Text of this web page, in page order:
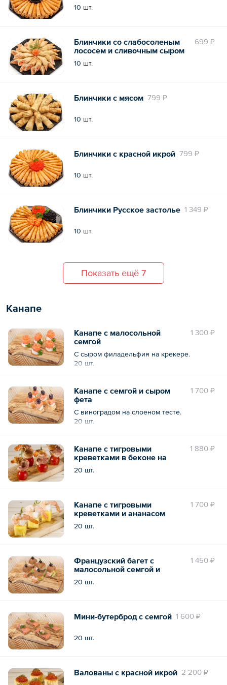
10 шт.
699 ₽
Блинчики со слабосоленым
лососем и сливочным сыром
10 шт.
799 ₽
Блинчики с мясом
10 шт.
799 ₽
Блинчики с красной икрой
10 шт.
1 349 ₽
Блинчики Русское застолье
10 шт.
Показать ещё 7
Канапе
1 300 ₽
Канапе с малосольной
семгой
С сыром филадельфия на крекере.
20 шт.
1 700 ₽
Канапе с семгой и сыром
фета
С виноградом на слоеном тесте.
20 шт.
1 880 ₽
Канапе с тигровыми
креветками в беконе на
черри
20 шт.
1 700 ₽
Канапе с тигровыми
креветками и ананасом
20 шт.
1 450 ₽
Французский багет с
малосольной семгой и
сливочным кремом
20 шт.
1 600 ₽
Мини-бутерброд с семгой
20 шт.
2 200 ₽
Валованы с красной икрой